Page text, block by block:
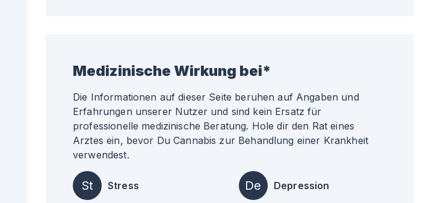
Medizinische Wirkung bei*
Die Informationen auf dieser Seite beruhen auf Angaben und
Erfahrungen unserer Nutzer und sind kein Ersatz für
professionelle medizinische Beratung. Hole dir den Rat eines
Arztes ein, bevor Du Cannabis zur Behandlung einer Krankheit
verwendest.
St Stress De Depression